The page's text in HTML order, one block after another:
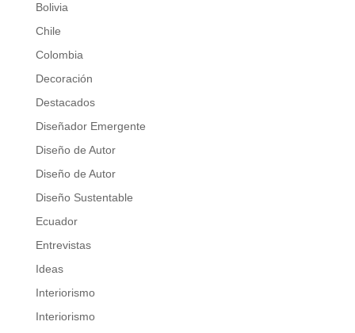
Bolivia
Chile
Colombia
Decoración
Destacados
Diseñador Emergente
Diseño de Autor
Diseño de Autor
Diseño Sustentable
Ecuador
Entrevistas
Ideas
Interiorismo
Interiorismo